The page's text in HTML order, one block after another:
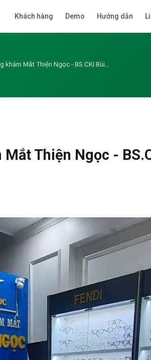
Khách hàng Demo Hướng dẫn
khám Mắt Thiện Ngọc - BS.CKI Bùi…
Thiện Ngọc -